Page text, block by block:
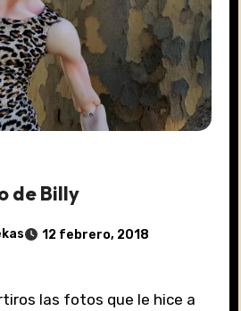
de Billy
12 febrero, 2018